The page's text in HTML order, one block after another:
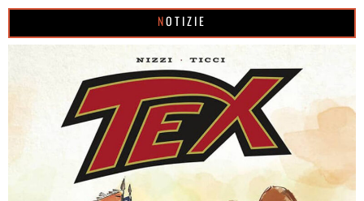
NOTIZIE